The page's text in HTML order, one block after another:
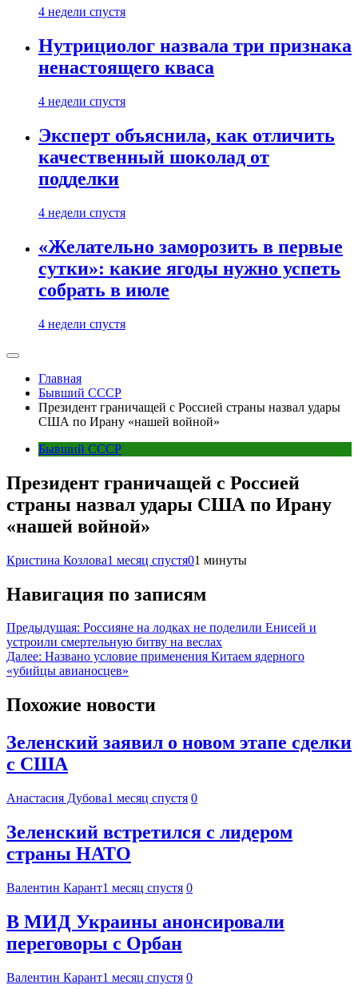
4 недели спустя
Нутрициолог назвала три признака
ненастоящего кваса
4 недели спустя
Эксперт объяснила, как отличить
качественный шоколад от
подделки
4 недели спустя
«Желательно заморозить в первые
сутки»: какие ягоды нужно успеть
собрать в июле
4 недели спустя
Главная
Бывший СССР
Президент граничащей с Россией страны назвал удары
США по Ирану «нашей войной»
Бывший СССР
Президент граничащей с Россией
страны назвал удары США по Ирану
«нашей войной»
Кристина Козлова1 месяц спустя01 минуты
Навигация по записям
Предыдущая: Россияне на лодках не поделили Енисей и
устроили смертельную битву на веслах
Далее: Названо условие применения Китаем ядерного
«убийцы авианосцев»
Похожие новости
Зеленский заявил о новом этапе сделки
с США
Анастасия Дубова1 месяц спустя 0
Зеленский встретился с лидером
страны НАТО
Валентин Карант1 месяц спустя 0
В МИД Украины анонсировали
переговоры с Орбан
Валентин Карант1 месяц спустя 0